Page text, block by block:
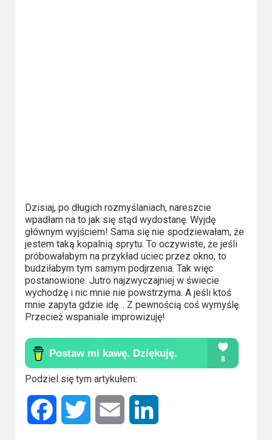
2021
2020
2019
2018
2017
2015
2014
Dzisiaj, po długich rozmyślaniach, nareszcie
wpadłam na to jak się stąd wydostanę. Wyjdę
głównym wyjściem! Sama się nie spodziewałam, że
jestem taką kopalnią sprytu. To oczywiste, że jeśli
próbowałabym na przykład uciec przez okno, to
budziłabym tym samym podjrzenia. Tak więc
postanowione. Jutro najzwyczajniej w świecie
wychodzę i nic mnie nie powstrzyma. A jeśli ktoś
mnie zapyta gdzie idę… Z pewnością coś wymyślę.
Przecież wspaniale improwizuję!
Podziel się tym artykułem:
Facebook Twitter Email